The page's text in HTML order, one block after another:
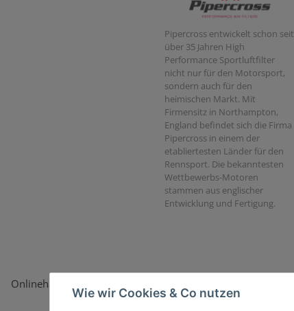
Wie wir Cookies & Co nutzen
Pipercross entwickelt schon seit
über 35 Jahren High
Performance Sportluftfilter
nicht nur für den Motorsport,
sondern auch für den
heimischen Markt. Mit
Firmensitz in Northampton,
England befindet sich die Firma
Pipercross in einem der
etabliertesten Länder für den
Rennsport. Die bekanntesten
Wettbewerbs-Motoren
stammen aus englischer
Entwicklung und Fertigung.
Onlinehandel basiert auf Vertrauen: